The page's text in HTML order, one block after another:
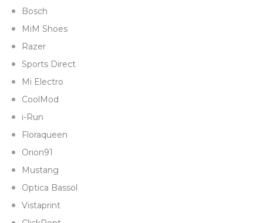
Bosch
MiM Shoes
Razer
Sports Direct
Mi Electro
CoolMod
i-Run
Floraqueen
Orion91
Mustang
Optica Bassol
Vistaprint